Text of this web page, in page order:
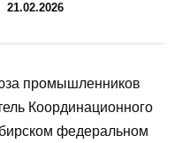
21.02.2026
промышленников
Координационного
федеральном